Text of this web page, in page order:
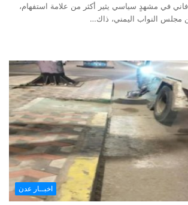
في مشهدٍ سياسي يثير أكثر من علامة استفهام،
مجلس النواب اليمني، ذاك…
اخبــار عدن